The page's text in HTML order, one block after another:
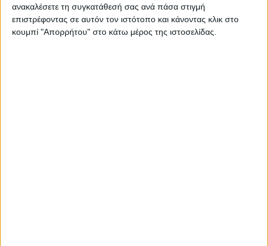
ανακαλέσετε τη συγκατάθεσή σας ανά πάσα στιγμή
επιστρέφοντας σε αυτόν τον ιστότοπο και κάνοντας κλικ στο
κουμπί "Απορρήτου" στο κάτω μέρος της ιστοσελίδας.